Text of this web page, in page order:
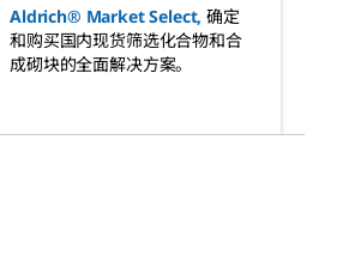
Aldrich® Market Select, 确定
和购买国内现货筛选化合物和合
成砌块的全面解决方案。